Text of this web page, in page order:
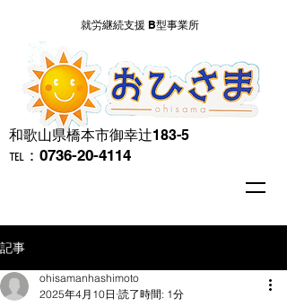
​和歌山県橋本市御幸辻183-5
℡：0736-20-4114
就労継続支援 B型事業所
記事
ohisamanhashimoto
2025年4月10日 読了時間: 1分